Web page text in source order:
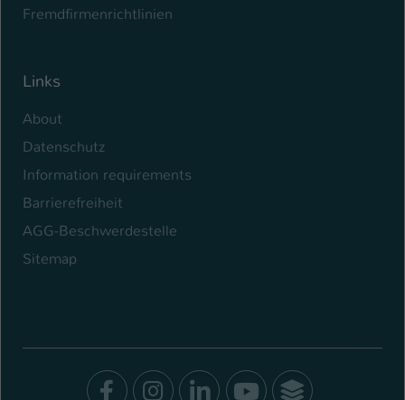
Fremdfirmenrichtlinien
Links
About
Datenschutz
Information requirements
Barrierefreiheit
AGG-Beschwerdestelle
Sitemap
Facebook
Instagram
LinkedIn
Youtube